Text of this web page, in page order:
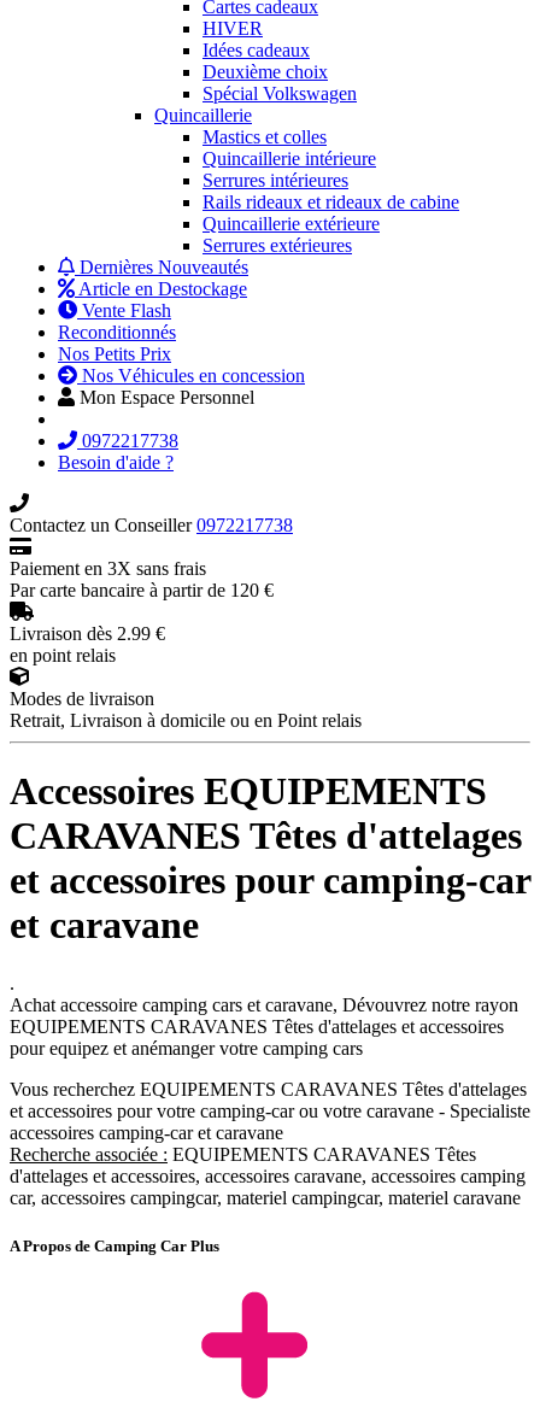
Cartes cadeaux
HIVER
Idées cadeaux
Deuxième choix
Spécial Volkswagen
Quincaillerie
Mastics et colles
Quincaillerie intérieure
Serrures intérieures
Rails rideaux et rideaux de cabine
Quincaillerie extérieure
Serrures extérieures
Dernières Nouveautés
Article en Destockage
Vente Flash
Reconditionnés
Nos Petits Prix
Nos Véhicules en concession
Mon Espace Personnel
0972217738
Besoin d'aide ?
Contactez un Conseiller0972217738
Paiement en 3X sans frais
Par carte bancaire à partir de 120 €
Livraison dès 2.99 €
en point relais
Modes de livraison
Retrait, Livraison à domicile ou en Point relais
Accessoires EQUIPEMENTS
CARAVANES Têtes d'attelages
et accessoires pour camping-car
et caravane
.
Achat accessoire camping cars et caravane, Dévouvrez notre rayon
EQUIPEMENTS CARAVANES Têtes d'attelages et accessoires
pour equipez et anémanger votre camping cars
Vous recherchez EQUIPEMENTS CARAVANES Têtes d'attelages
et accessoires pour votre camping-car ou votre caravane - Specialiste
accessoires camping-car et caravane
Recherche associée : EQUIPEMENTS CARAVANES Têtes
d'attelages et accessoires, accessoires caravane, accessoires camping
car, accessoires campingcar, materiel campingcar, materiel caravane
A Propos de Camping Car Plus